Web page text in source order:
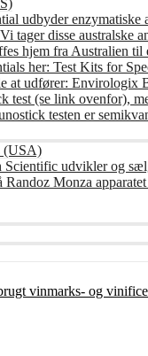
udbyder
tager disse australske
hjem fra Australien
her: Test Kits for
at udfører: Envirologix
test (se link ovenfor),
testen er
(USA)
udvikler og
Randoz Monza
vinmarks- og